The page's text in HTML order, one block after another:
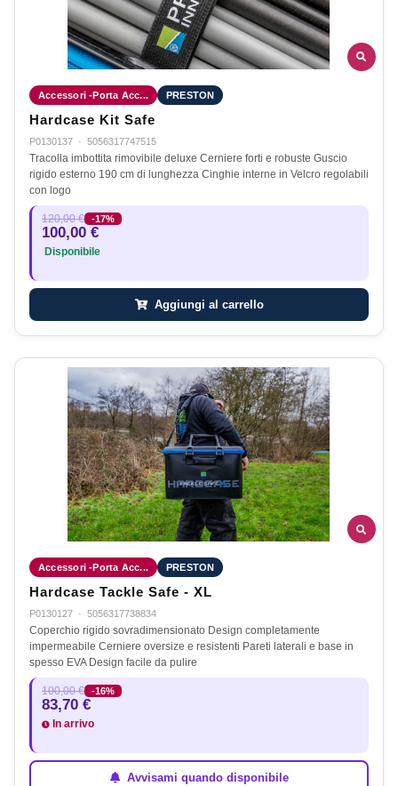
Accessori -Porta Acc... PRESTON
Hardcase Kit Safe
P0130137 · 5056317747515
Tracolla imbottita rimovibile deluxe Cerniere forti e robuste Guscio
rigido esterno 190 cm di lunghezza Cinghie interne in Velcro regolabili
con logo
120,00 € -17%
100,00 €
Disponibile
Aggiungi al carrello
Accessori -Porta Acc... PRESTON
Hardcase Tackle Safe - XL
P0130127 · 5056317738834
Coperchio rigido sovradimensionato Design completamente
impermeabile Cerniere oversize e resistenti Pareti laterali e base in
spesso EVA Design facile da pulire
100,00 € -16%
83,70 €
In arrivo
Avvisami quando disponibile